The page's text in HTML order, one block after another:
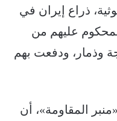
ذراع إيران في
عليهم من
وذمار، ودفعت بهم
المقاومة»، أن